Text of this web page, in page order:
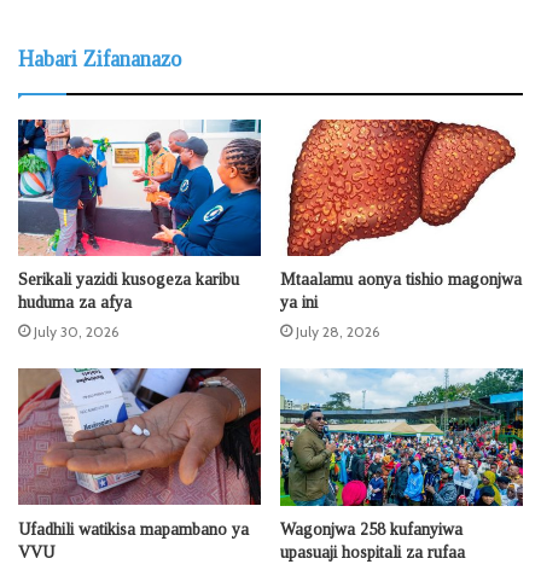
Habari Zifananazo
Serikali yazidi kusogeza karibu
huduma za afya
July 30, 2026
Mtaalamu aonya tishio magonjwa
ya ini
July 28, 2026
Ufadhili watikisa mapambano ya
VVU
Wagonjwa 258 kufanyiwa
upasuaji hospitali za rufaa